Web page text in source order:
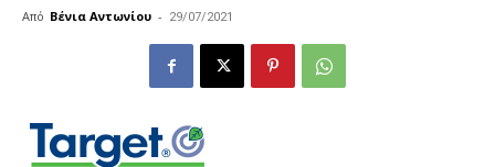
Από Βένια Αντωνίου - 29/07/2021